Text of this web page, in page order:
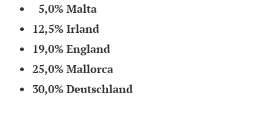
5,0% Malta
12,5% Irland
19,0% England
25,0% Mallorca
30,0% Deutschland